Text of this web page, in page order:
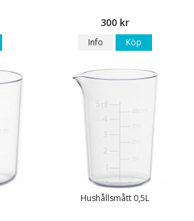
300 kr
Info Köp
Hushållsmått 0,5L